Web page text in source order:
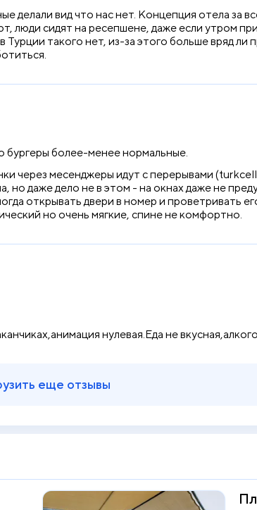
вид что нас нет. Концепция отела за
сидят на ресепшене, даже если утром
такого нет, из-за этого больше вряд
бургеры более-менее нормальные.
через месенджеры идут с перерывами
даже дело не в этом - на окнах даже не
открывать двери в номер и проветривать
но очень мягкие, спине не комфортно.
нулевая.Еда не
еще отзывы